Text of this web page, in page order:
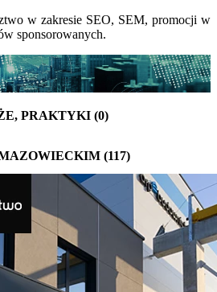
w zakresie SEO, SEM, promocji w
sponsorowanych.
PRAKTYKI (0)
(117)